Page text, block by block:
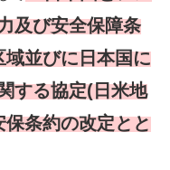
及び安全保障条
並びに日本国に
する協定(日米地
条約の改定とと